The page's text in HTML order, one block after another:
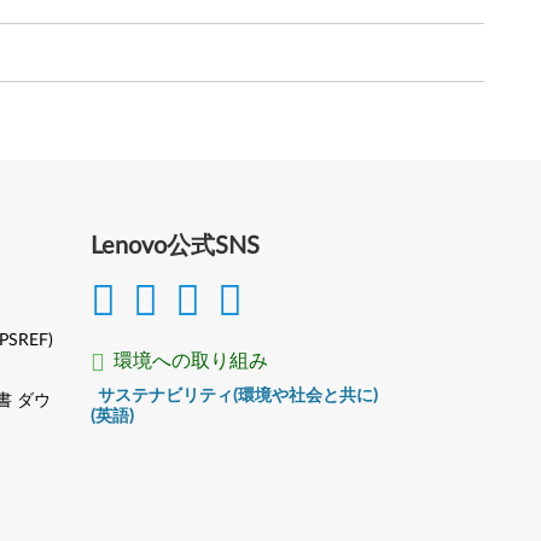
Lenovo公式SNS
環境への取り組み
サステナビリティ(環境や社会と共に)
(英語)
ダウ